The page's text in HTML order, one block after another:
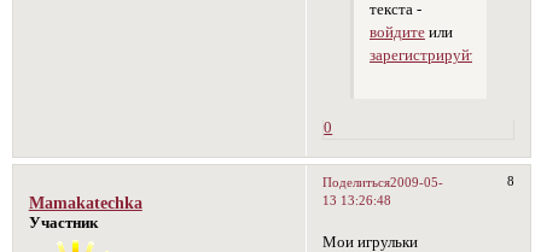
текста -
войдитеили
зарегистрируйтесь
0
Поделиться 8
2009-05-
13 13:26:48
Mamakatechka
Участник
Мои игрульки